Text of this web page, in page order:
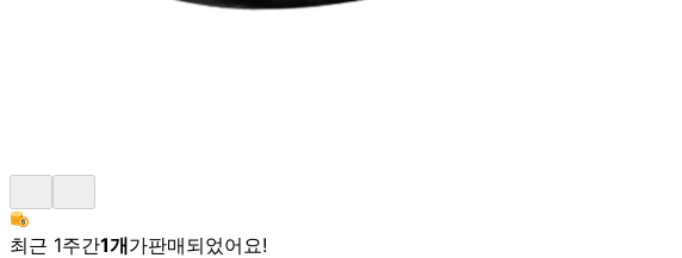
최근 1주간1개가판매되었어요!